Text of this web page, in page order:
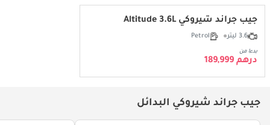
جيب جراند شيروكي Altitude 3.6L
3.6 ليتر Petrol
بدءا من
درهم 189,999
جيب جراند شيروكي البدائل